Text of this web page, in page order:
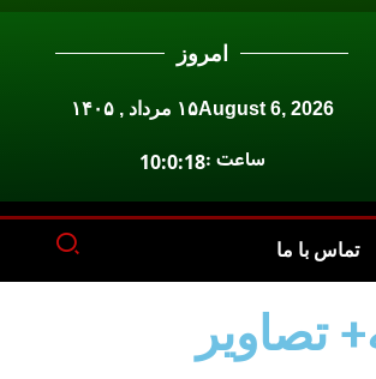
امروز
August 6, 2026۱۵ مرداد , ۱۴۰۵
ساعت :10:0:18
تماس با ما
تصاویر